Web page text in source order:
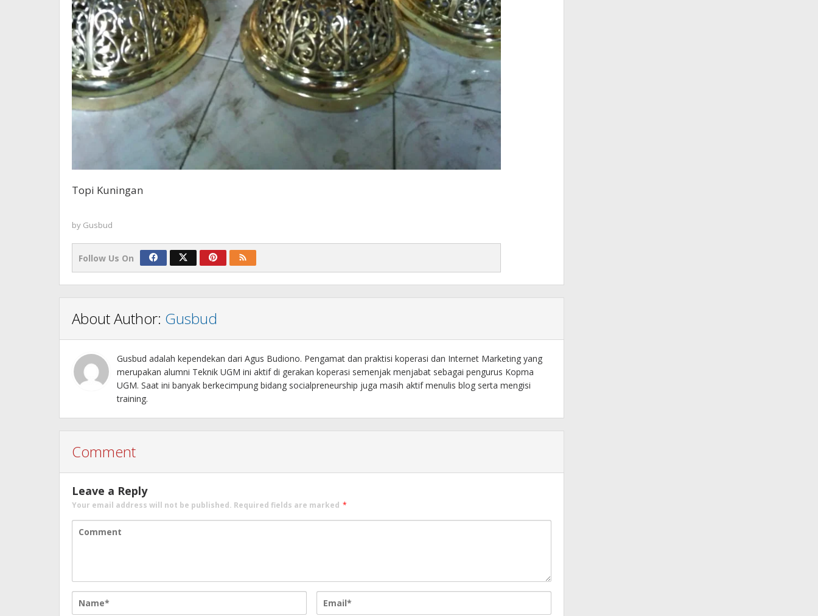
Topi Kuningan
by Gusbud
Follow Us On
About Author: Gusbud
Gusbud adalah kependekan dari Agus Budiono. Pengamat dan praktisi koperasi dan Internet Marketing yang
merupakan alumni Teknik UGM ini aktif di gerakan koperasi semenjak menjabat sebagai pengurus Kopma
UGM. Saat ini banyak berkecimpung bidang socialpreneurship juga masih aktif menulis blog serta mengisi
training.
Comment
Leave a Reply
Your email address will not be published. Required fields are marked *